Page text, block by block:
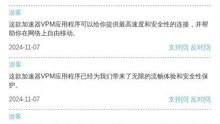
游客
这款加速器VPM应用程序可以给你提供最高速度和安全性的连接，并帮
助你在网络上自由移动。
2024-11-07
支持[0] 反对[0]
游客
这款加速器VPM应用程序已经为我们带来了无限的流畅体验和安全性保
护。
2024-11-07
支持[0] 反对[0]
游客